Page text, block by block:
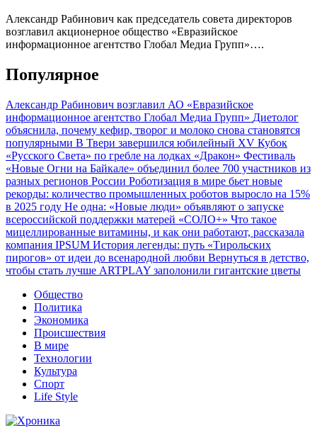
Александр Рабинович как председатель совета директоров
возглавил акционерное общество «Евразийское
информационное агентство Глобал Медиа Групп»….
Популярное
Александр Рабинович возглавил АО «Евразийское
информационное агентство Глобал Медиа Групп» Диетолог
объяснила, почему кефир, творог и молоко снова становятся
популярными В Твери завершился юбилейный XV Кубок
«Русского Света» по гребле на лодках «Дракон» Фестиваль
«Новые Огни на Байкале» объединил более 700 участников из
разных регионов России Роботизация в мире бьет новые
рекорды: количество промышленных роботов выросло на 15%
в 2025 году Не одна: «Новые люди» объявляют о запуске
всероссийской поддержки матерей «СОЛО+» Что такое
мицеллированные витамины, и как они работают, рассказала
компания IPSUM История легенды: путь «Тирольских
пирогов» от идеи до всенародной любви Вернуться в детство,
чтобы стать лучше ARTPLAY заполонили гигантские цветы
Общество
Политика
Экономика
Происшествия
В мире
Технологии
Культура
Спорт
Life Style